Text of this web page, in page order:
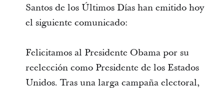
Santos de los Últimos Días han emitido hoy
el siguiente comunicado:
Felicitamos al Presidente Obama por su
reelección como Presidente de los Estados
Unidos. Tras una larga campaña electoral,